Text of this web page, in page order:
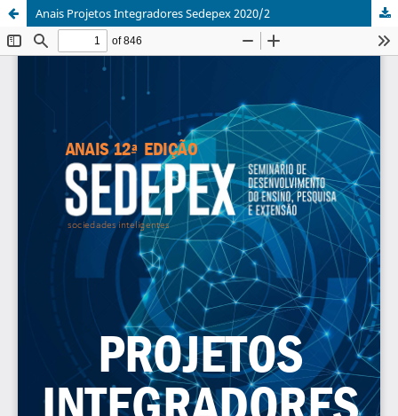
Anais Projetos Integradores Sedepex 2020/2